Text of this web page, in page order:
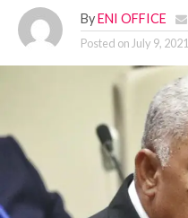
By ENI OFFICE
Posted on July 9, 2021